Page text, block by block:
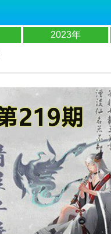
2023年